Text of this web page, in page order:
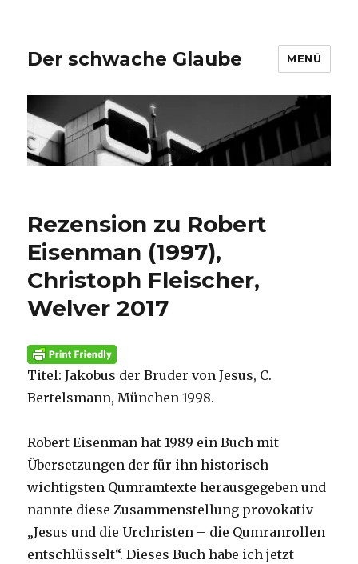
Der schwache Glaube MENÜ
Rezension zu Robert
Eisenman (1997),
Christoph Fleischer,
Welver 2017
Titel: Jakobus der Bruder von Jesus, C.
Bertelsmann, München 1998.
Robert Eisenman hat 1989 ein Buch mit
Übersetzungen der für ihn historisch
wichtigsten Qumramtexte herausgegeben und
nannte diese Zusammenstellung provokativ
„Jesus und die Urchristen – die Qumranrollen
entschlüsselt“. Dieses Buch habe ich jetzt